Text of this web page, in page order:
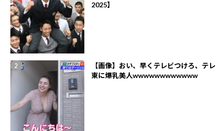
2025】
【画像】おい、早くテレビつけろ、テレ
東に爆乳美人wwwwwwwwwwww